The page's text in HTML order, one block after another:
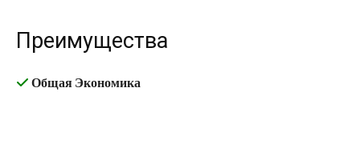
Преимущества
Общая Экономика